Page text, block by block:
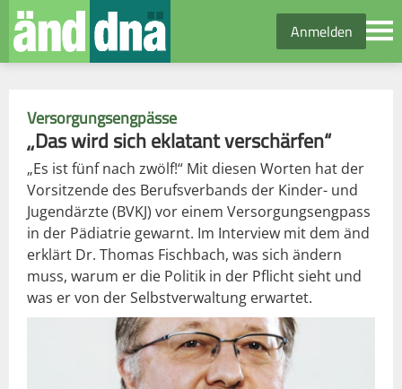
Anmelden
Versorgungsengpässe
„Das wird sich eklatant verschärfen“
„Es ist fünf nach zwölf!“ Mit diesen Worten hat der
Vorsitzende des Berufsverbands der Kinder- und
Jugendärzte (BVKJ) vor einem Versorgungsengpass
in der Pädiatrie gewarnt. Im Interview mit dem änd
erklärt Dr. Thomas Fischbach, was sich ändern
muss, warum er die Politik in der Pflicht sieht und
was er von der Selbstverwaltung erwartet.